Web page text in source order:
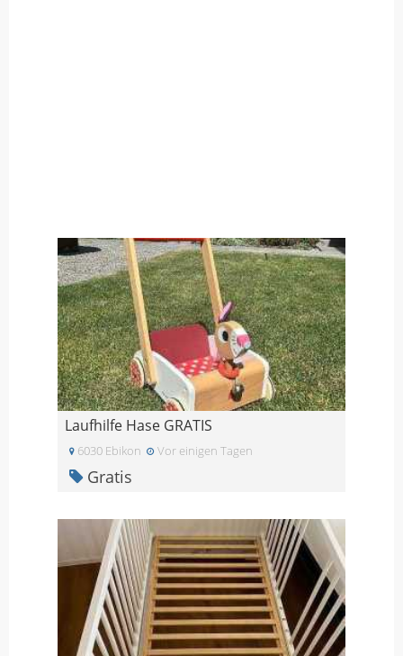
Laufhilfe Hase GRATIS
6030 Ebikon Vor einigen Tagen
Gratis